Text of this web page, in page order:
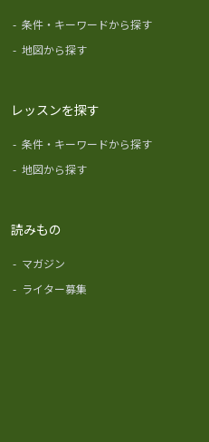
- 条件・キーワードから探す
- 地図から探す
レッスンを探す
- 条件・キーワードから探す
- 地図から探す
読みもの
- マガジン
- ライター募集